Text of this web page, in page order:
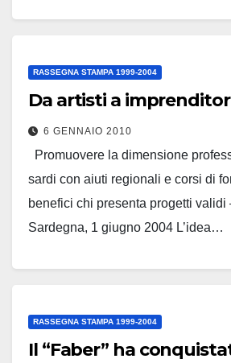
RASSEGNA STAMPA 1999-2004
Da artisti a
6 GENNAIO 2010
Promuovere la dimensione
sardi con aiuti regionali e corsi di
benefici chi presenta progetti validi
Sardegna, 1 giugno 2004 L’idea…
RASSEGNA STAMPA 1999-2004
Il “Faber” ha